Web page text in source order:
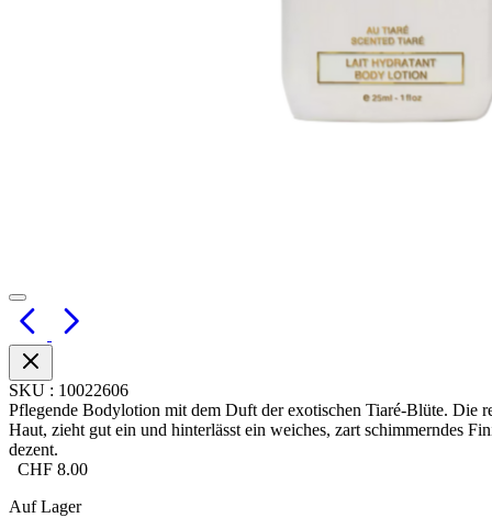
SKU : 10022606
Pflegende Bodylotion mit dem Duft der exotischen Tiaré-Blüte. Die
Haut, zieht gut ein und hinterlässt ein weiches, zart schimmerndes
dezent.
CHF 8.00
Auf Lager